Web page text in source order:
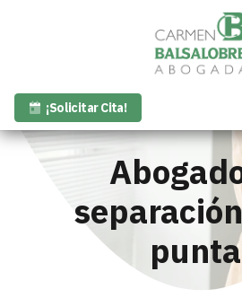
¡Solicitar Cita!